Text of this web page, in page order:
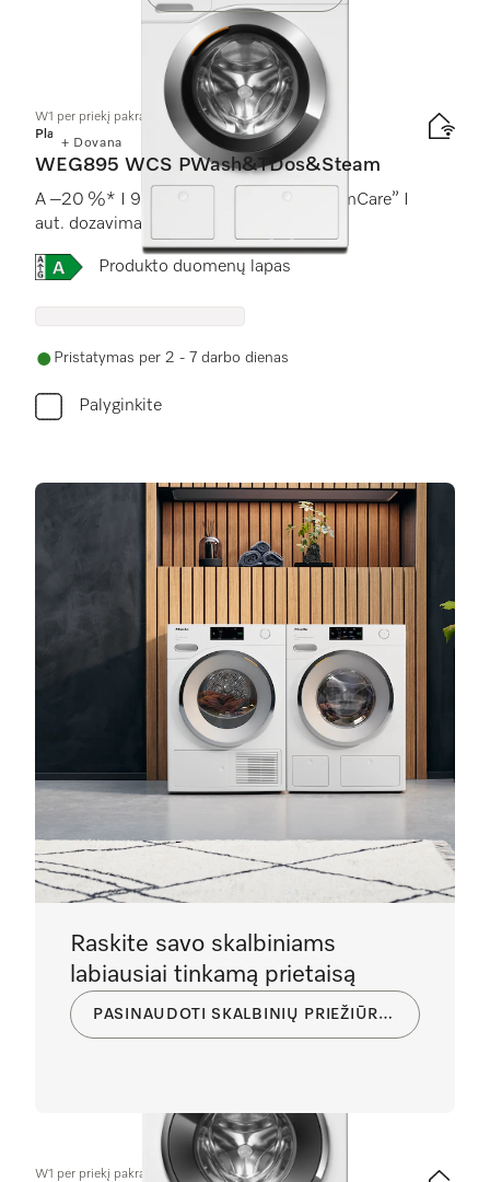
+ Dovana
W1 per priekį pakraunama skalbyklė:
Platinum
WEG895 WCS PWash&TDos&Steam
A –20 %* I 9 kg 1400 sūk./min. I “SteamCare” I
aut. dozavimas I “QuickPowerWash”
Online Label Flag, Energijos vartojimo efektyvumo
Produkto duomenų lapas
Pristatymas per 2 - 7 darbo dienas
Palyginkite
W1 per priekį pakraunama skalbyklė:
Raskite savo skalbiniams
labiausiai tinkamą prietaisą
PASINAUDOTI SKALBINIŲ PRIEŽIŪROS PRIETAISŲ PIRKIMO KONSULTANTU